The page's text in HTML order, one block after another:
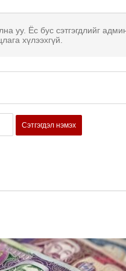
уу. Ёс бус сэтгэгдлийг
хүлээхгүй.
Сэтгэгдэл нэмэх